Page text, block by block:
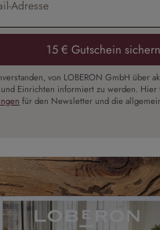
15 € Gutschein sichern
von LOBERON GmbH über
Einrichten informiert zu werden. Hier
für den Newsletter und die